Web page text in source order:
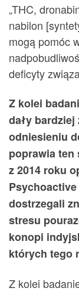
„THC,
nabilon
mogą pomóc
deficyty
Z kolei
dały
odniesieniu
poprawia ten
z 2014 roku
dostrzegali
stresu
konopi
których tego
Z kolei